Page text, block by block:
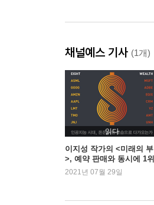
채널예스 기사 (1개)
읽다
이지성 작가의 <미래의 부
>, 예약 판매와 동시에 1위
기록
2021년 07월 29일